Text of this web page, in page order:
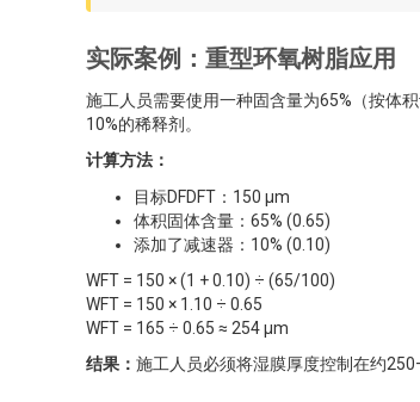
实际案例：重型环氧树脂应用
施工人员需要使用一种固含量为65%（按体
10%的稀释剂。
计算方法：
目标DFDFT：150 µm
体积固体含量：65% (0.65)
添加了减速器：10% (0.10)
WFT = 150 × (1 + 0.10) ÷ (65/100)
WFT = 150 × 1.10 ÷ 0.65
WFT = 165 ÷ 0.65 ≈ 254 µm
结果： 施工人员必须将湿膜厚度控制在约